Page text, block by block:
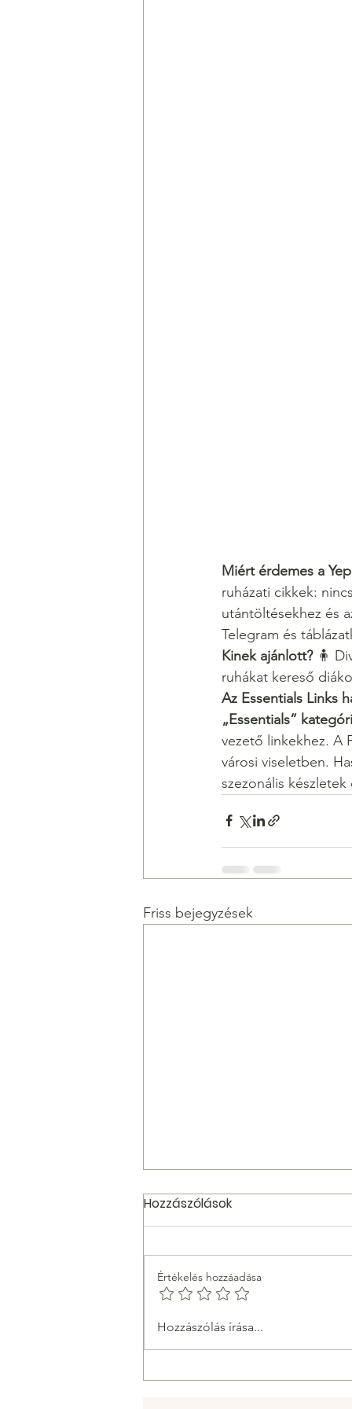
Miért érdemes a
ruházati cikkek:
utántöltésekhez és
Telegram és
Kinek ajánlott? 🧍
ruhákat kereső
Az Essentials Links
„Essentials”
vezető linkekhez. A
városi viseletben.
szezonális
Friss bejegyzések
Taobao linkek: Ellenőrzött
vásárlási linkek kínai
Hozzászólások
Értékelés hozzáadása
Hozzászólás írása...